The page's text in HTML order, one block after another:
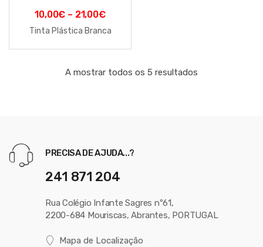
10,00€ – 21,00€
Tinta Plástica Branca
A mostrar todos os 5 resultados
PRECISA DE AJUDA...?
241 871 204
Rua Colégio Infante Sagres nº61,
2200-684 Mouriscas, Abrantes, PORTUGAL
Mapa de Localização